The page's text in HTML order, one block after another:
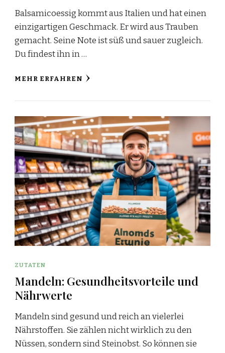
Balsamicoessig kommt aus Italien und hat einen
einzigartigen Geschmack. Er wird aus Trauben
gemacht. Seine Note ist süß und sauer zugleich.
Du findest ihn in …
MEHR ERFAHREN
ZUTATEN
Mandeln: Gesundheitsvorteile und
Nährwerte
Mandeln sind gesund und reich an vielerlei
Nährstoffen. Sie zählen nicht wirklich zu den
Nüssen, sondern sind Steinobst. So können sie